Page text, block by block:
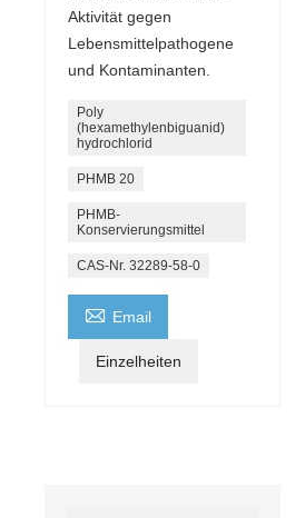
Aktivität gegen
Lebensmittelpathogene
und Kontaminanten.
Poly
(hexamethylenbiguanid)
hydrochlorid
PHMB 20
PHMB-
Konservierungsmittel
CAS-Nr. 32289-58-0
 Email
Einzelheiten